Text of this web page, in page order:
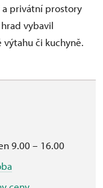
a privátní prostory
vybavil
či kuchyně.
9.00 – 16.00